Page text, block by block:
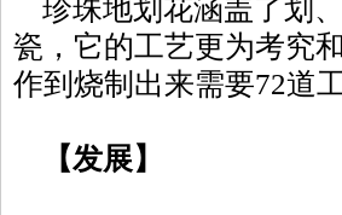
珍珠地划花涵盖了划
瓷，它的工艺更为考究
作到烧制出来需要72道工
【发展】